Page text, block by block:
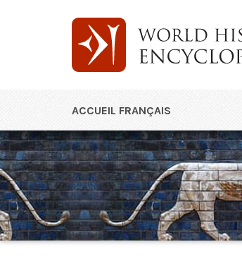
ACCUEIL FRANÇAIS